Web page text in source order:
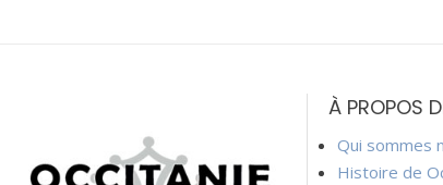
l’article
À PROPOS
Qui sommes
Histoire de